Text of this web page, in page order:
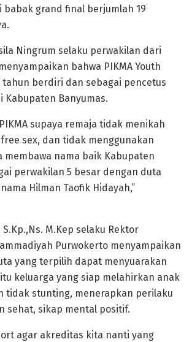
babak grand final berjumlah 19
Ningrum selaku perwakilan dari
bahwa PIKMA Youth
tahun berdiri dan sebagai pencetus
Kabupaten Banyumas.
supaya remaja tidak menikah
sex, dan tidak menggunakan
membawa nama baik Kabupaten
perwakilan 5 besar dengan duta
Hilman Taofik Hidayah,”
S.Kp.,Ns. M.Kep selaku Rektor
Purwokerto menyampaikan
yang terpilih dapat menyuarakan
keluarga yang siap melahirkan anak
tidak stunting, menerapkan perilaku
sehat, sikap mental positif.
agar akreditas kita nanti yang